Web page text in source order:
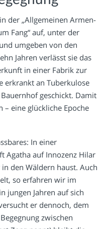
der „Allgemeinen Armen-
Fang“ auf, unter der
umgeben von den
Jahren verlässt sie das
in einer Fabrik zur
erkrankt an Tuberkulose
geschickt. Damit
– eine glückliche Epoche
In einer
Agatha auf Innozenz Hilar
den Wäldern haust. Auch
so erfahren wir im
jungen Jahren auf sich
er dennoch, dem
zwischen